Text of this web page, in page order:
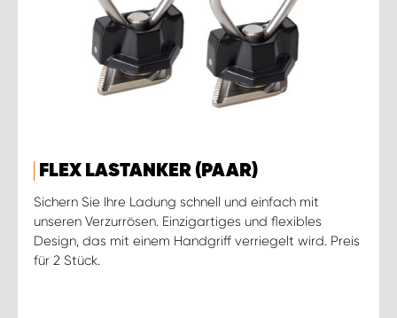
FLEX LASTANKER (PAAR)
Sichern Sie Ihre Ladung schnell und einfach mit
unseren Verzurrösen. Einzigartiges und flexibles
Design, das mit einem Handgriff verriegelt wird. Preis
für 2 Stück.